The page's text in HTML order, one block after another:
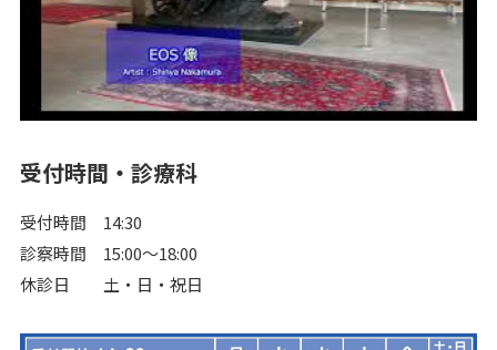
受付時間・診療科
受付時間 14:30
診察時間 15:00～18:00
休診日 土・日・祝日